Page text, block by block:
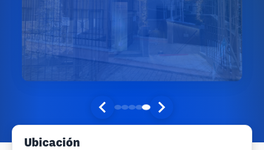
Ubicación